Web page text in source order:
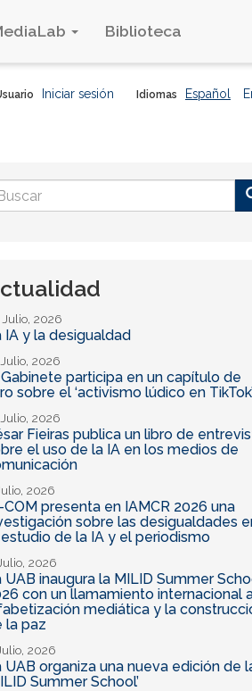
Biblioteca
Idiomas Español
Iniciar sesión
2026
IA y la desigualdad
2026
Gabinete participa en un capítulo de
sobre el ‘activismo lúdico en
2026
Fieiras publica un libro de
el uso de la IA en los medios de
2026
COM presenta en IAMCR 2026 una
sobre las desigualdades
de la IA y el periodismo
2026
UAB inaugura la MILID Summer
con un llamamiento internacional
mediática y la
la paz
2026
UAB organiza una nueva edición de
Summer School’